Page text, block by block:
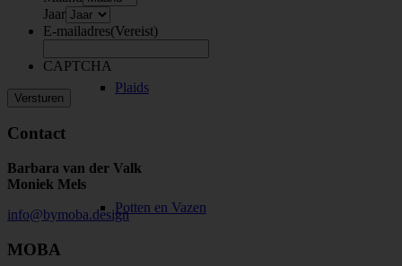
Plaids
Potten en Vazen
Jaar
E-mailadres(Vereist)
CAPTCHA
Contact
Barbara van der Valk
Moniek Mels
info@bymoba.design
MOBA